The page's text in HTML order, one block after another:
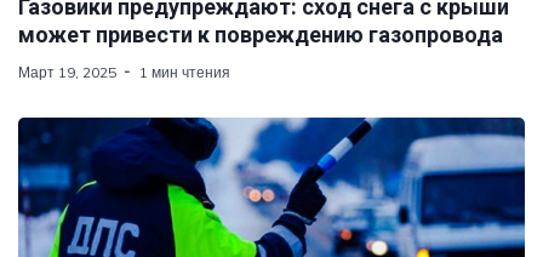
Газовики предупреждают: сход снега с крыши
может привести к повреждению газопровода
Март 19, 2025 1 мин чтения